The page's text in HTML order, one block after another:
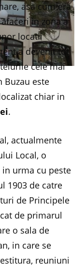
asa cum era
in zona a
locatii
a devenit tot
cele mai
este
chiar in
.
actualmente
Local, o
urma cu peste
1903 de catre
de Principele
de primarul
o sala de
in care se
reuniuni